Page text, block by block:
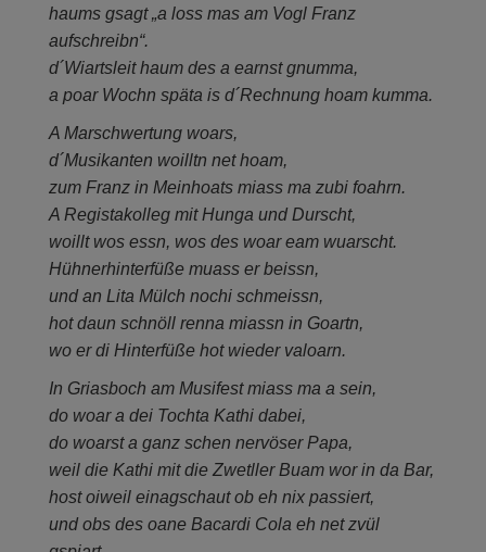
haums gsagt „a loss mas am Vogl Franz
aufschreibn“.
d´Wiartsleit haum des a earnst gnumma,
a poar Wochn späta is d´Rechnung hoam kumma.
A Marschwertung woars,
d´Musikanten woilltn net hoam,
zum Franz in Meinhoats miass ma zubi foahrn.
A Registakolleg mit Hunga und Durscht,
woillt wos essn, wos des woar eam wuarscht.
Hühnerhinterfüße muass er beissn,
und an Lita Mülch nochi schmeissn,
hot daun schnöll renna miassn in Goartn,
wo er di Hinterfüße hot wieder valoarn.
In Griasboch am Musifest miass ma a sein,
do woar a dei Tochta Kathi dabei,
do woarst a ganz schen nervöser Papa,
weil die Kathi mit die Zwetller Buam wor in da Bar,
host oiweil einagschaut ob eh nix passiert,
und obs des oane Bacardi Cola eh net zvül